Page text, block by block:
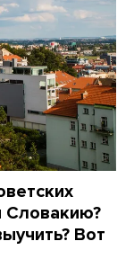
Словакию?
Вот